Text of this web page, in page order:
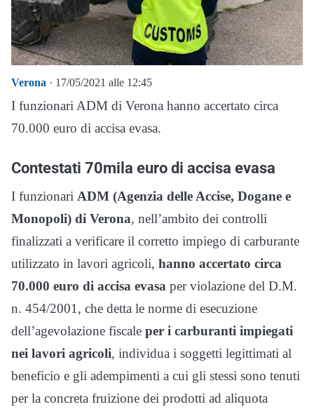
Verona · 17/05/2021 alle 12:45
I funzionari ADM di Verona hanno accertato circa
70.000 euro di accisa evasa.
Contestati 70mila euro di accisa evasa
I funzionari ADM (Agenzia delle Accise, Dogane e
Monopoli) di Verona, nell’ambito dei controlli
finalizzati a verificare il corretto impiego di carburante
utilizzato in lavori agricoli, hanno accertato circa
70.000 euro di accisa evasa per violazione del D.M.
n. 454/2001, che detta le norme di esecuzione
dell’agevolazione fiscale per i carburanti impiegati
nei lavori agricoli, individua i soggetti legittimati al
beneficio e gli adempimenti a cui gli stessi sono tenuti
per la concreta fruizione dei prodotti ad aliquota